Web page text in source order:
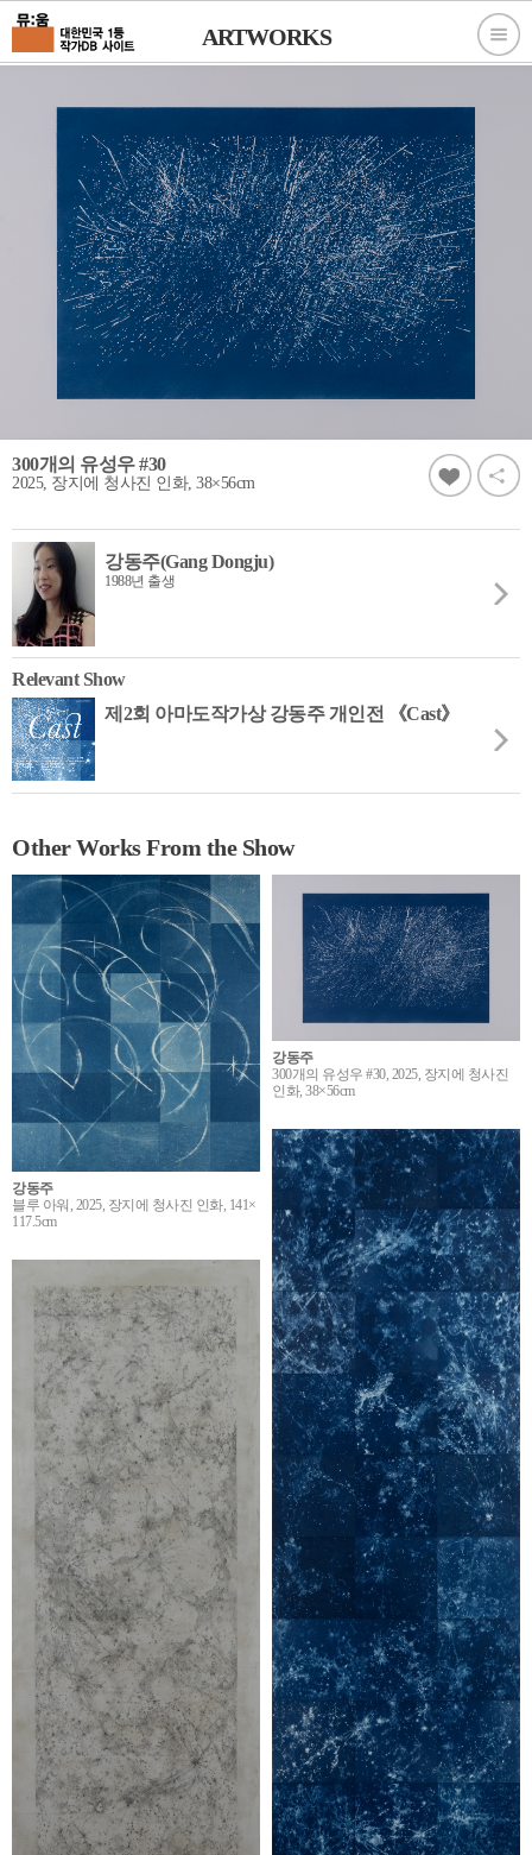
ARTWORKS
300개의 유성우 #30
2025, 장지에 청사진 인화, 38×56cm
강동주(Gang Dongju)
1988년 출생
Relevant Show
제2회 아마도작가상 강동주 개인전 《Cast》
Other Works From the Show
강동주
블루 아워, 2025, 장지에 청사진 인화, 141×
117.5cm
강동주
300개의 유성우 #30, 2025, 장지에 청사진
인화, 38×56cm